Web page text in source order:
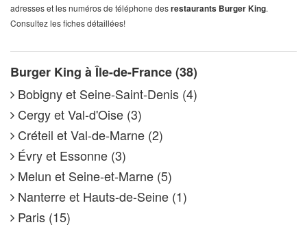
adresses et les numéros de téléphone desrestaurants Burger King.
Consultez les fiches détaillées!
Burger King à Île-de-France (38)
Bobigny et Seine-Saint-Denis (4)
Cergy et Val-d'Oise (3)
Créteil et Val-de-Marne (2)
Évry et Essonne (3)
Melun et Seine-et-Marne (5)
Nanterre et Hauts-de-Seine (1)
Paris (15)